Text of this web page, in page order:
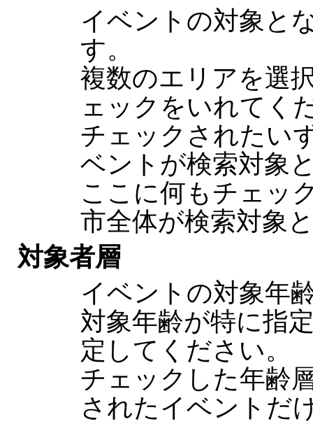
イベントの対象と
す。
複数のエリアを選
ェックをいれてく
チェックされたい
ベントが検索対象
ここに何もチェッ
市全体が検索対象
対象者層
イベントの対象年
対象年齢が特に指
定してください。
チェックした年齢
されたイベントだ